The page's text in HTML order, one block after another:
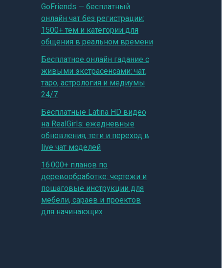
GoFriends — бесплатный
онлайн чат без регистрации:
1500+ тем и категории для
общения в реальном времени
Бесплатное онлайн гадание с
живыми экстрасенсами: чат,
таро, астрология и медиумы
24/7
Бесплатные Latina HD видео
на RealGirls: ежедневные
обновления, теги и переход в
live чат моделей
16 000+ планов по
деревообработке: чертежи и
пошаговые инструкции для
мебели, сараев и проектов
для начинающих